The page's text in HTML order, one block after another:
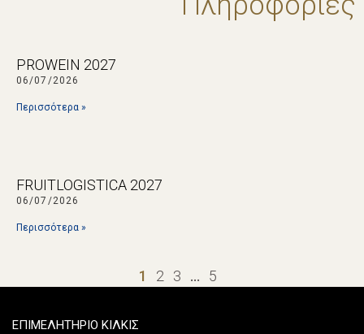
PROWEIN 2027
06/07/2026
Περισσότερα »
FRUITLOGISTICA 2027
06/07/2026
Περισσότερα »
1 2 3 … 5
ΕΠΙΜΕΛΗΤΗΡΙΟ ΚΙΛΚΙΣ